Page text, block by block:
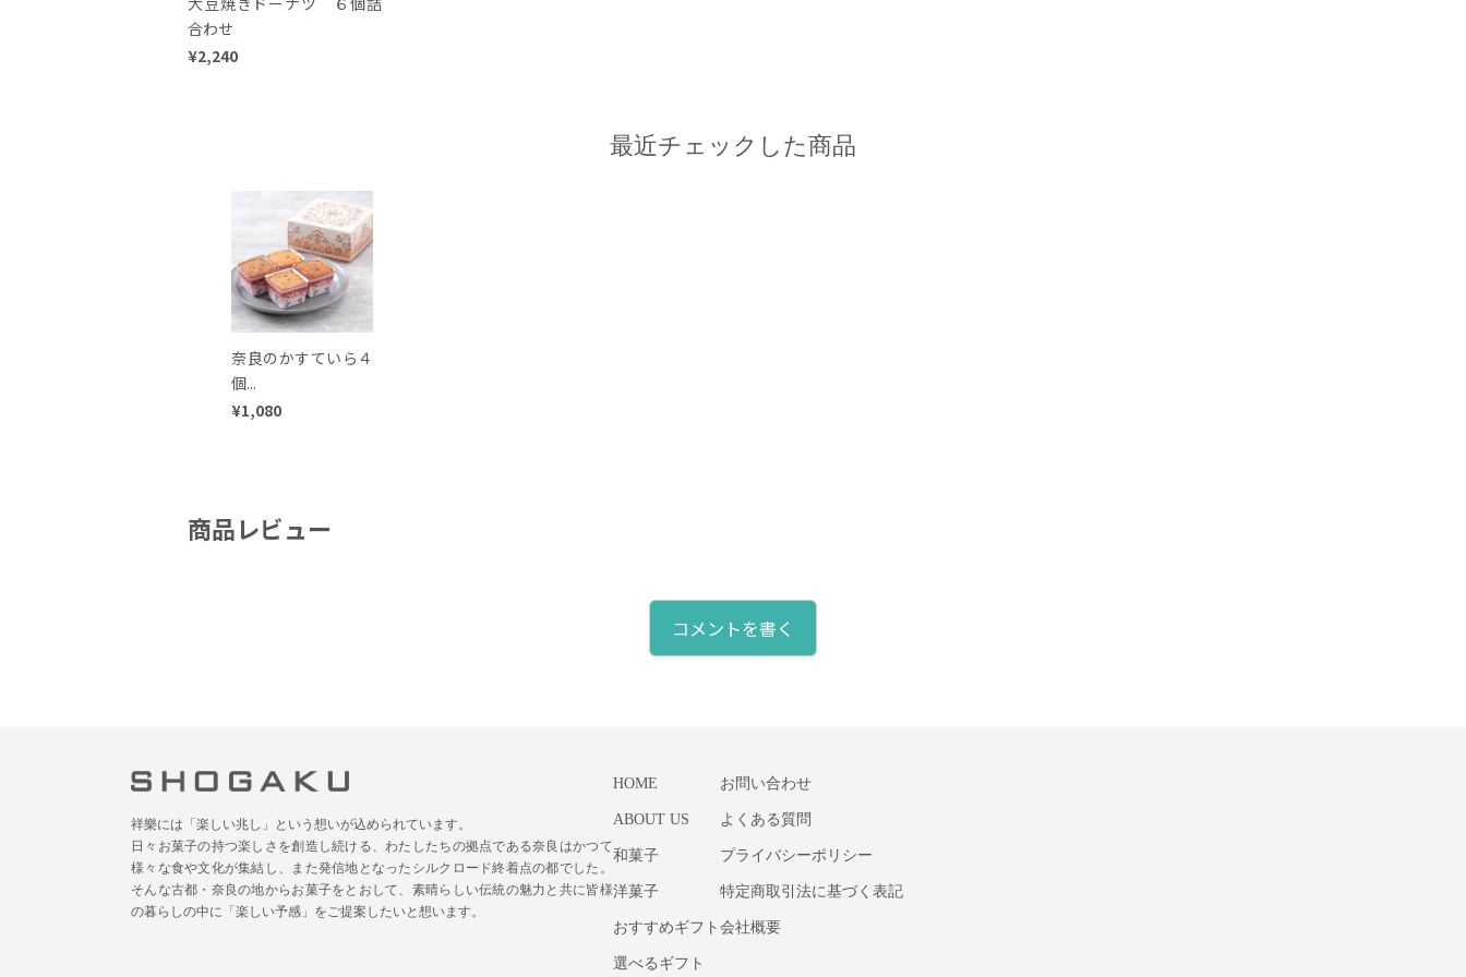
合わせ
¥2,240
最近チェックした商品
奈良のかすていら４
個...
¥1,080
商品レビュー
コメントを書く
祥樂には「楽しい兆し」という想いが込められています。
日々お菓子の持つ楽しさを創造し続ける、わたしたちの拠点である奈良はかつて
様々な食や文化が集結し、また発信地となったシルクロード終着点の都でした。
そんな古都・奈良の地からお菓子をとおして、素晴らしい伝統の魅力と共に皆様
の暮らしの中に「楽しい予感」をご提案したいと想います。
HOME
ABOUT US
和菓子
洋菓子
おすすめギフト
選べるギフト
お問い合わせ
よくある質問
プライバシーポリシー
特定商取引法に基づく表記
会社概要